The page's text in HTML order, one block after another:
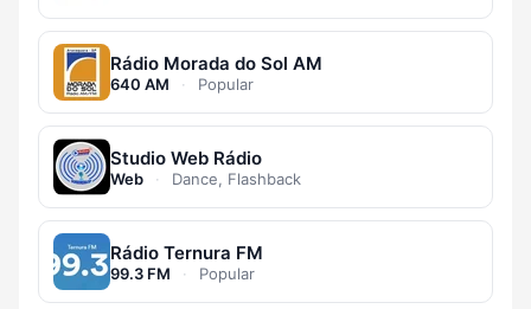
Rádio Morada do Sol AM
640 AM · Popular
Studio Web Rádio
Web · Dance, Flashback
Rádio Ternura FM
99.3 FM · Popular